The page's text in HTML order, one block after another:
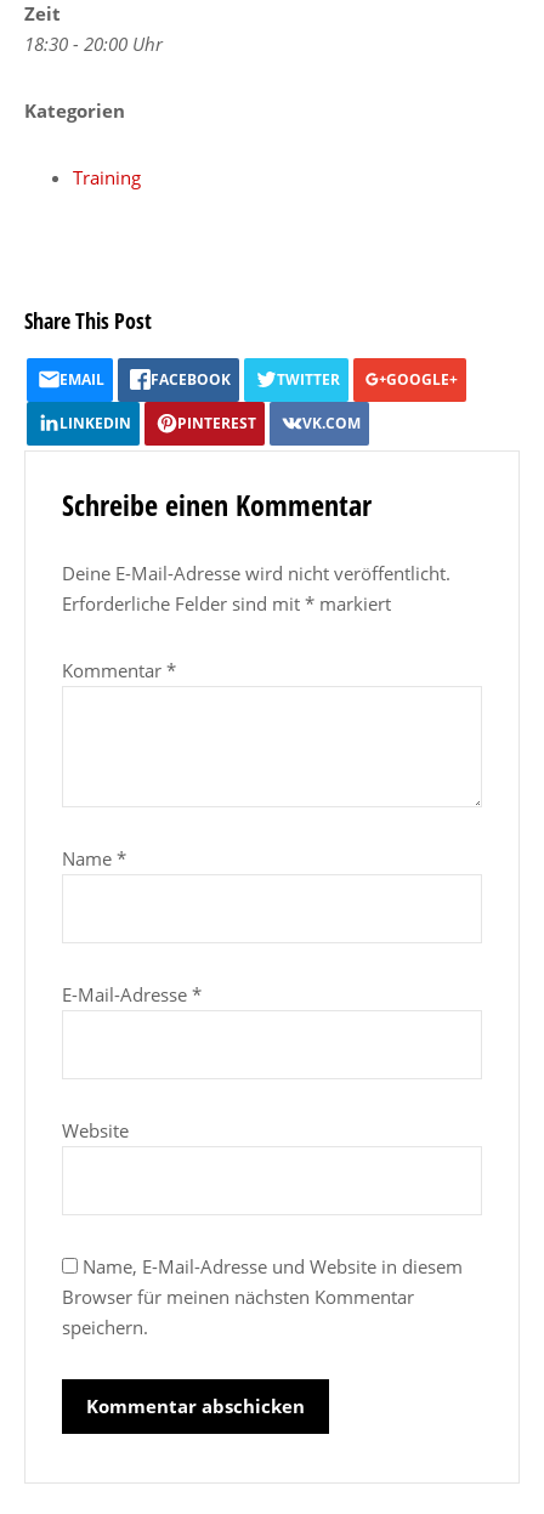
Zeit
18:30 - 20:00 Uhr
Kategorien
Training
Share This Post
EMAIL FACEBOOK TWITTER GOOGLE+
LINKEDIN PINTEREST VK.COM
Schreibe einen Kommentar
Deine E-Mail-Adresse wird nicht veröffentlicht.
Erforderliche Felder sind mit * markiert
Kommentar *
Name *
E-Mail-Adresse *
Website
Name, E-Mail-Adresse und Website in diesem
Browser für meinen nächsten Kommentar
speichern.